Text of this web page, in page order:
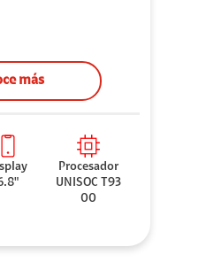
más
Procesador
UNISOC T93
00